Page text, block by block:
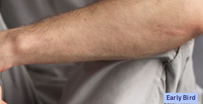
studioer.
Produkter
Spaces
AI-assistent
AI Image Generator
AI-videogenerator
stemmegenerator
Kom i gang
Academy
Dokumentasjon
Support
Vilkår for bruk
Personvernerklæring
Originaler
Early Bird